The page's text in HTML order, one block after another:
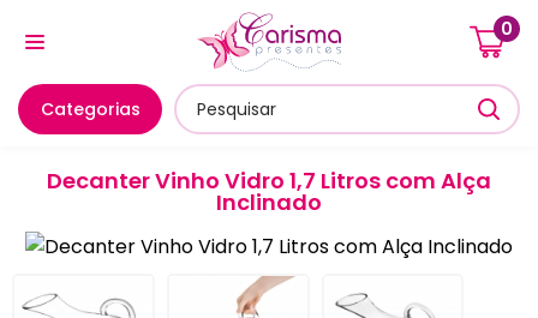
0
Categorias
Cozinha E Utensílios Mesa Posta E Servir Banheiro
Decanter Vinho Vidro 1,7 Litros com Alça
Inclinado